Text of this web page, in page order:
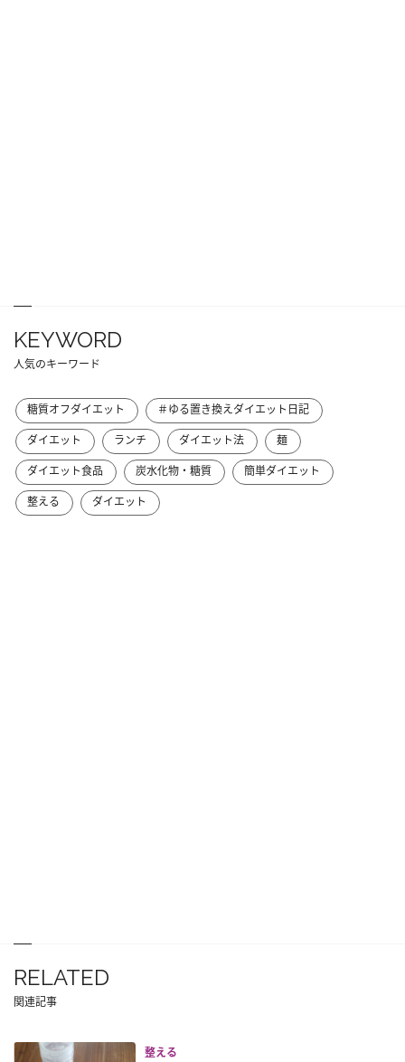
KEYWORD
人気のキーワード
糖質オフダイエット
＃ゆる置き換えダイエット日記
ダイエット
ランチ ダイエット法
麺
ダイエット食品
炭水化物・糖質
簡単ダイエット
整える
ダイエット
RELATED
関連記事
整える